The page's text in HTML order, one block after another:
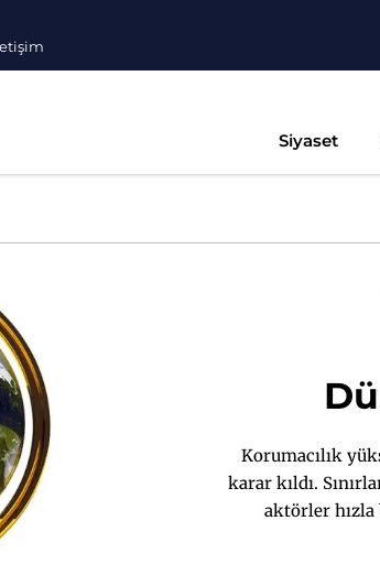
Siyaset
Korumacılık
karar kıldı.
aktörler